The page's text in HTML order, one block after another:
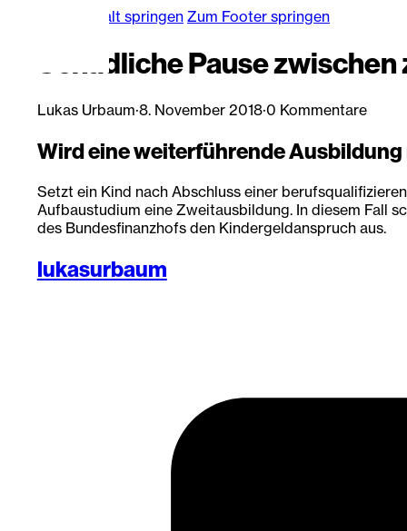
Zum Hauptinhalt springen Zum Footer springen
Schädliche Pause
Lukas Urbaum·8. November 2018·0 Kommentare
Wird eine weiterführende
Setzt ein Kind nach Abschluss einer
Aufbaustudium eine Zweitausbildung. In diesem Fall
des Bundesfinanzhofs den Kindergeldanspruch aus.
lukasurbaum